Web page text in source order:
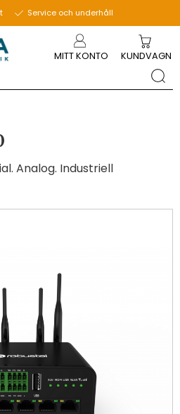
Service och underhåll
MITT KONTO KUNDVAGN
Analog. Industriell